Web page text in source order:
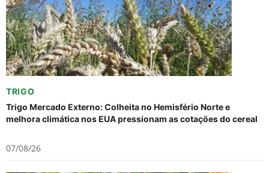
TRIGO
Trigo Mercado Externo: Colheita no Hemisfério Norte e
melhora climática nos EUA pressionam as cotações do cereal
07/08/26